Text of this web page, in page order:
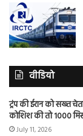
वीडियो
ट्रंप की ईरान को सख्त
कोशिश की तो 1000
July 11, 2026